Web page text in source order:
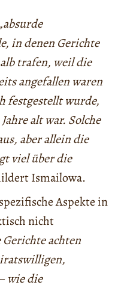
in denen Gerichte
trafen, weil die
angefallen waren
festgestellt wurde,
alt war. Solche
aber allein die
viel über die
Ismailowa.
Aspekte in
nicht
Gerichte achten
wie die